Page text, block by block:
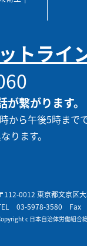
トライ
繋がります。
ら午後5時までで
ります。
112-0012 東京都文京区
03-5978-3580 Fax
c 日本自治体労働組合